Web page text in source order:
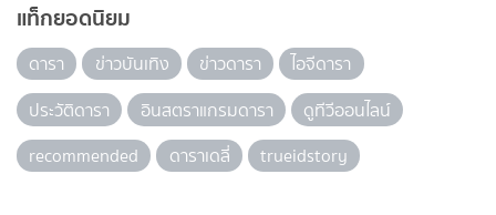
แท็กยอดนิยม
ดารา ข่าวบันเทิง ข่าวดารา
ไอจีดารา
ประวัติดารา
อินสตราแกรมดารา
ดูทีวีออนไลน์
recommended
ดาราเดลี่ trueidstory